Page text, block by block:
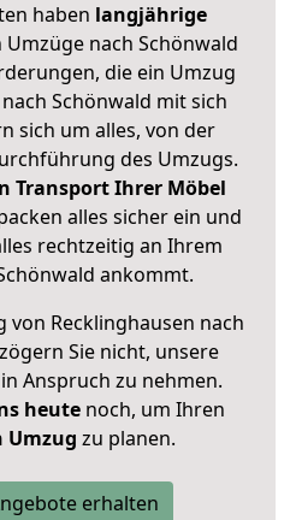
haben langjährige
Umzüge nach Schönwald
die ein Umzug
Schönwald mit sich
sich um alles, von der
des Umzugs.
Transport Ihrer Möbel
alles sicher ein und
rechtzeitig an Ihrem
ankommt.
von Recklinghausen nach
Sie nicht, unsere
Anspruch zu nehmen.
heutenoch, um Ihren
Umzug zu planen.
erhalten